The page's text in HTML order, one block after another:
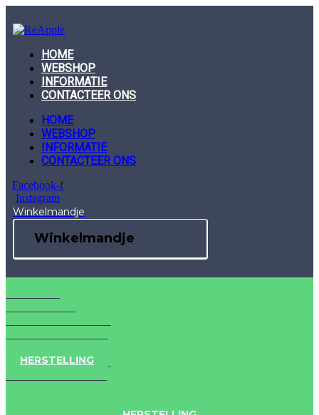
to
content
HOME
WEBSHOP
INFORMATIE
CONTACTEER ONS
HOME
WEBSHOP
INFORMATIE
CONTACTEER ONS
Facebook-f
Instagram
Winkelmandje
Winkelmandje
HERSTELLING